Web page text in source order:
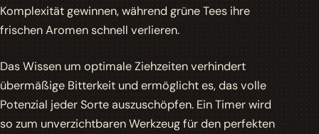
Komplexität gewinnen, während grüne Tees ihre
frischen Aromen schnell verlieren.
Das Wissen um optimaleZiehzeitenverhindert
übermäßige Bitterkeit und ermöglicht es, das volle
Potenzial jeder Sorte auszuschöpfen. Ein Timer wird
so zum unverzichtbaren Werkzeug für den perfekten